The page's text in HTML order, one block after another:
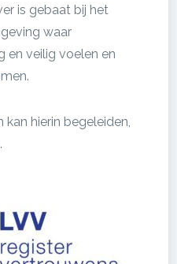
is gebaat bij het
waar
en veilig voelen en
hierin begeleiden,